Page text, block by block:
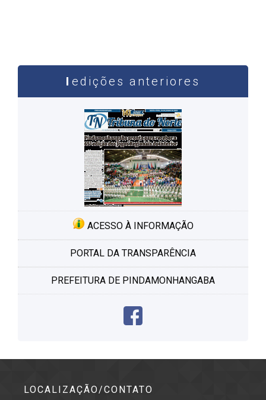
edições anteriores
ACESSO À INFORMAÇÃO
PORTAL DA TRANSPARÊNCIA
PREFEITURA DE PINDAMONHANGABA
LOCALIZAÇÃO/CONTATO